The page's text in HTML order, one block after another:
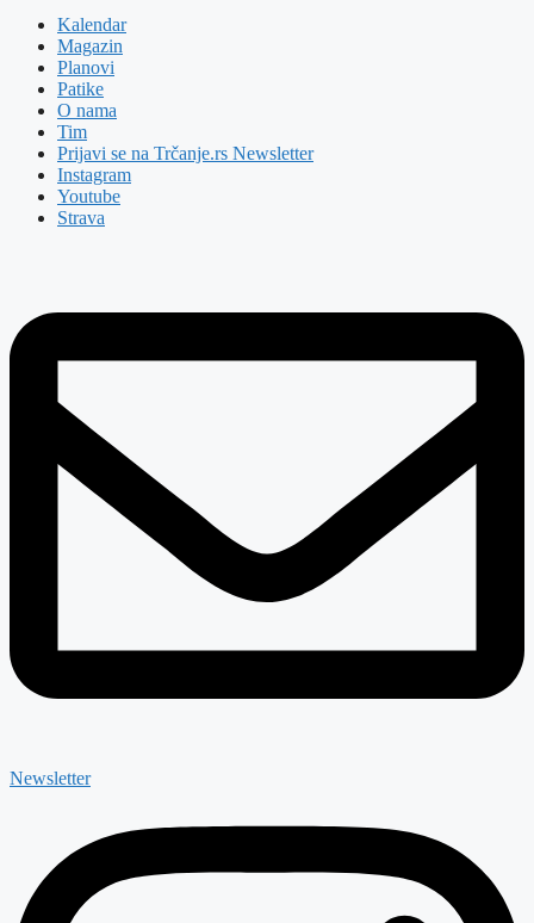
Kalendar
Magazin
Planovi
Patike
O nama
Tim
Prijavi se na Trčanje.rs Newsletter
Instagram
Youtube
Strava
Newsletter